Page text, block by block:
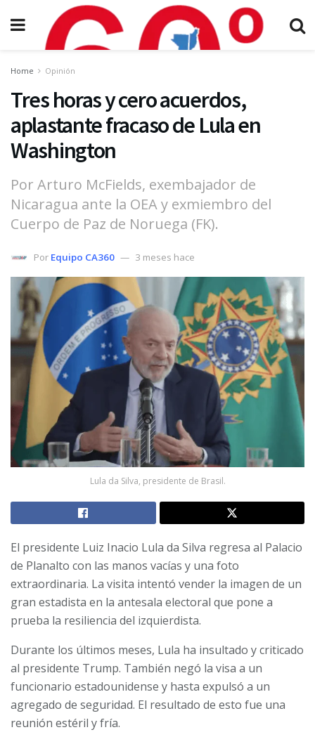
Home Opinión
Tres horas y cero acuerdos,
aplastante fracaso de Lula en
Washington
Por Arturo McFields, exembajador de
Nicaragua ante la OEA y exmiembro del
Cuerpo de Paz de Noruega (FK).
Por Equipo CA360 3 meses hace
Lula da Silva, presidente de Brasil.
El presidente Luiz Inacio Lula da Silva regresa al Palacio
de Planalto con las manos vacías y una foto
extraordinaria. La visita intentó vender la imagen de un
gran estadista en la antesala electoral que pone a
prueba la resiliencia del izquierdista.
Durante los últimos meses, Lula ha insultado y criticado
al presidente Trump. También negó la visa a un
funcionario estadounidense y hasta expulsó a un
agregado de seguridad. El resultado de esto fue una
reunión estéril y fría.